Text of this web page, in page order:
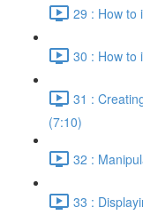
29 : How to
30 : How to
31 :
(7:10)
32 :
33 :